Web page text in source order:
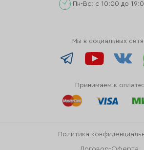
Пн-Вс: с 10:00 до
Мы в социальных
Принимаем к оплате:
Политика